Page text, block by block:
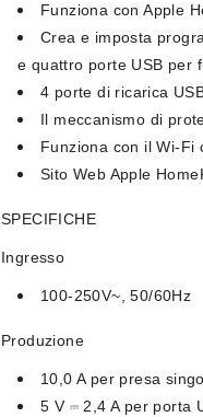
Funziona con Apple
Crea e imposta
e quattro porte USB per
4 porte di ricarica
Il meccanismo di
Funziona con il Wi-Fi
Sito Web Apple
SPECIFICHE
Ingresso
100-250V~, 50/60Hz
Produzione
10,0 A per presa
5 V ⎓ 2,4 A per porta